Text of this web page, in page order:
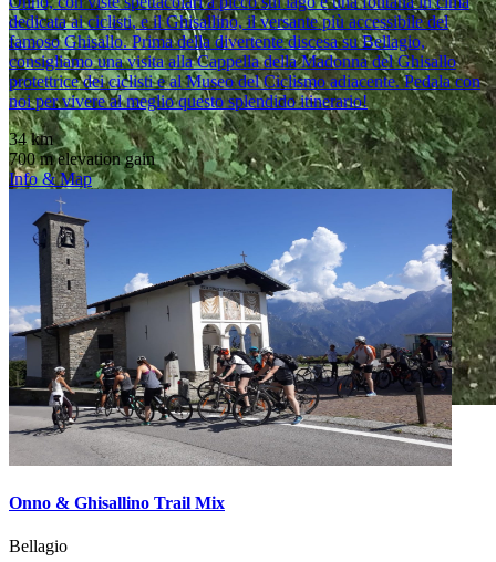
dedicata ai ciclisti, e il Ghisallino, il versante più accessibile del
famoso Ghisallo. Prima della divertente discesa su Bellagio,
consigliamo una visita alla Cappella della Madonna del Ghisallo
protettrice dei ciclisti e al Museo del Ciclismo adiacente. Pedala con
noi per vivere al meglio questo splendido itinerario!
34 km
700 m elevation gain
Info & Map
Onno & Ghisallino Trail Mix
Bellagio